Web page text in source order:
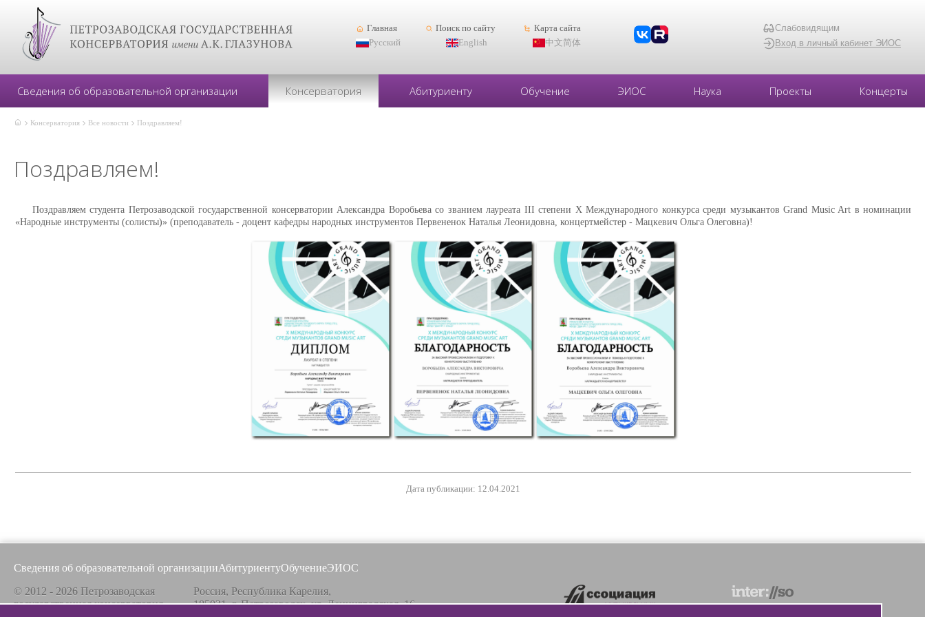
Главная Поиск по сайту
Карта сайта
Русский
English 中文简体
Слабовидящим
Вход в личный кабинет ЭИОС
Сведения об образовательной организации Консерватория Абитуриенту Обучение ЭИОС Наука Проекты Концерты
Консерватория Все новости Поздравляем!
Поздравляем!
Поздравляем студента Петрозаводской государственной консерватории Александра Воробьева со званием лауреата III степени X Международного конкурса среди музыкантов Grand Music Art в номинации
«Народные инструменты (солисты)» (преподаватель - доцент кафедры народных инструментов Первененок Наталья Леонидовна, концертмейстер - Мацкевич Ольга Олеговна)!
Дата публикации: 12.04.2021
Сведения об образовательной организацииАбитуриентуОбучениеЭИОС
© 2012 - 2026 Петрозаводская
государственная консерватория
Россия, Республика Карелия,
185031, г. Петрозаводск, ул. Ленинградская, 16